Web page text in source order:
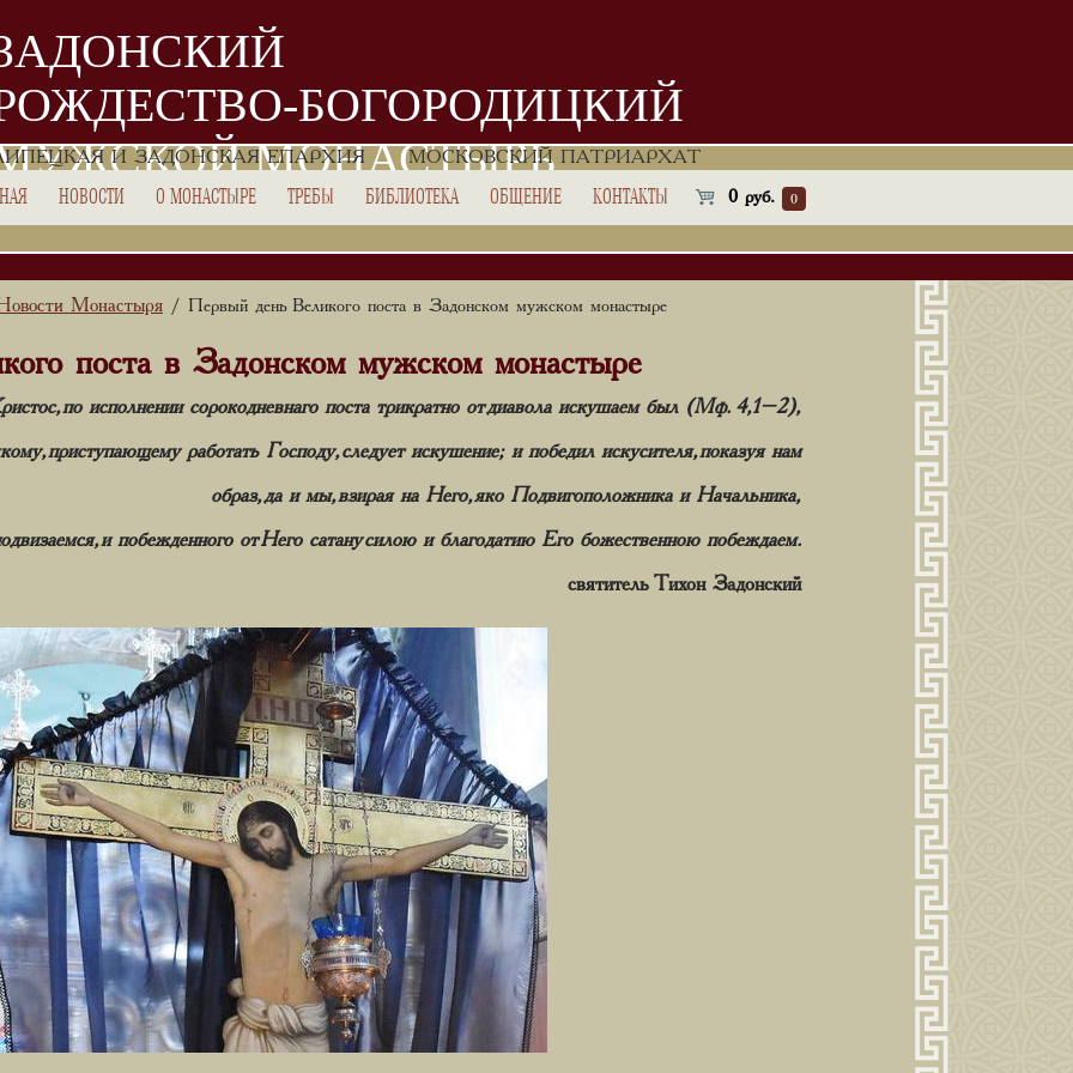
БОГОРОДИЦКИЙ
МОНАСТЫРЬ
И ЗАДОНСКАЯ ЕПАРХИЯ МОСКОВСКИЙ ПАТРИАРХАТ
НОВОСТИ О МОНАСТЫРЕ ТРЕБЫ БИБЛИОТЕКА ОБЩЕНИЕ КОНТАКТЫ 0 руб. 0
Монастыря / Первый день Великого поста в Задонском мужском монастыре
поста в Задонском мужском монастыре
по исполнении сорокодневнаго поста трикратно от диавола искушаем был (Мф. 4, 1–2),
,приступающему работать Господу,следует искушение; и победил искусителя,показуя нам
образ,да и мы,взирая на Него,яко Подвигоположника и Начальника,
и побежденного от Него сатану силою и благодатию Его божественною побеждаем.
святитель Тихон Задонский